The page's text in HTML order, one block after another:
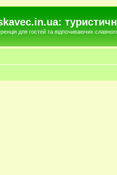
для гостей та відпочиваючих